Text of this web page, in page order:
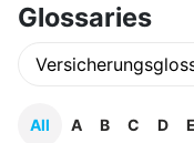
Glossaries
All A B C D E